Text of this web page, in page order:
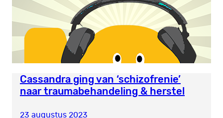
Cassandra ging van ‘schizofrenie’
naar traumabehandeling & herstel
23 augustus 2023